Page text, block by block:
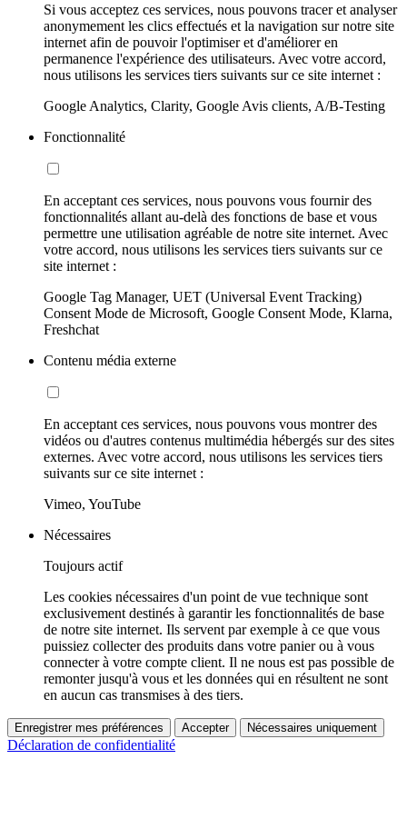
Si vous acceptez ces services, nous pouvons tracer et analyser
anonymement les clics effectués et la navigation sur notre site
internet afin de pouvoir l'optimiser et d'améliorer en
permanence l'expérience des utilisateurs. Avec votre accord,
nous utilisons les services tiers suivants sur ce site internet :
Google Analytics, Clarity, Google Avis clients, A/B-Testing
Fonctionnalité
En acceptant ces services, nous pouvons vous fournir des
fonctionnalités allant au-delà des fonctions de base et vous
permettre une utilisation agréable de notre site internet. Avec
votre accord, nous utilisons les services tiers suivants sur ce
site internet :
Google Tag Manager, UET (Universal Event Tracking)
Consent Mode de Microsoft, Google Consent Mode, Klarna,
Freshchat
Contenu média externe
En acceptant ces services, nous pouvons vous montrer des
vidéos ou d'autres contenus multimédia hébergés sur des sites
externes. Avec votre accord, nous utilisons les services tiers
suivants sur ce site internet :
Vimeo, YouTube
Nécessaires
Toujours actif
Les cookies nécessaires d'un point de vue technique sont
exclusivement destinés à garantir les fonctionnalités de base
de notre site internet. Ils servent par exemple à ce que vous
puissiez collecter des produits dans votre panier ou à vous
connecter à votre compte client. Il ne nous est pas possible de
remonter jusqu'à vous et les données qui en résultent ne sont
en aucun cas transmises à des tiers.
Enregistrer mes préférences Accepter Nécessaires uniquement
Déclaration de confidentialité